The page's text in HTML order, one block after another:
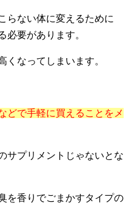
らない体に変えるために
必要があります。
くなってしまいます。
どで手軽に買えることをメ
サプリメントじゃないとな
を香りでごまかすタイプの